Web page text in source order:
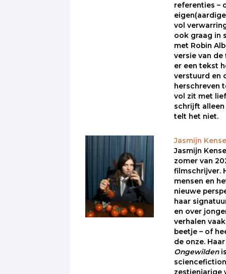
referenties –
vol
ook graag in
met Robin
versie van
er een tekst
verstuurd en
herschreven
vol zit met
schrijft alleen
telt het niet.
Jasmijn
Jasmijn
zomer van
filmschrijver.
mensen en
nieuwe
haar
en over
verhalen
beetje – of
de onze.
Ongewilden
zestienjarige